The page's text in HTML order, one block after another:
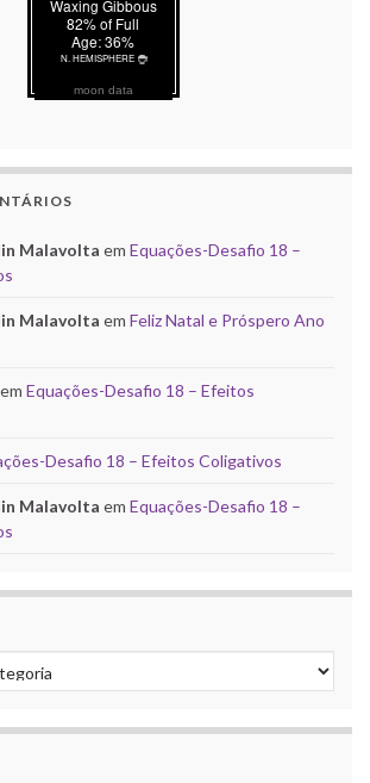
moon data
Malavolta em Equações-Desafio 18 –
Malavolta em Feliz Natal e Próspero Ano
em Equações-Desafio 18 – Efeitos
Desafio 18 – Efeitos Coligativos
Malavolta em Equações-Desafio 18 –